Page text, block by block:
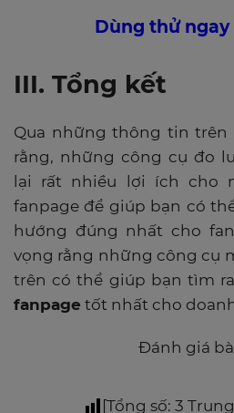
Dùng thử
III. Tổng kết
Qua những thông tin trên
rằng, những công cụ đo
lại rất nhiều lợi ích cho
fanpage để giúp bạn có
hướng đúng nhất cho
vọng rằng những công cụ
trên có thể giúp bạn tìm
fanpage tốt nhất cho
Đánh giá
[Tổng số: 3